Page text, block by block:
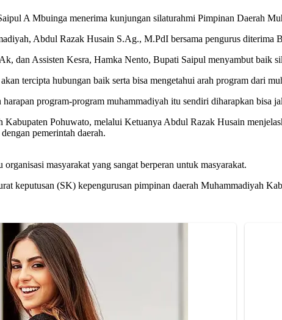
A Mbuinga menerima kunjungan silaturahmi Pimpinan Daerah
Abdul Razak Husain S.Ag., M.PdI bersama pengurus
dan Assisten Kesra, Hamka Nento, Bupati Saipul menyambut baik
tercipta hubungan baik serta bisa mengetahui arah program dari
program-program muhammadiyah itu sendiri diharapkan bisa
Kabupaten Pohuwato, melalui Ketuanya Abdul Razak Husain
pemerintah daerah.
masyarakat yang sangat berperan untuk masyarakat.
keputusan (SK) kepengurusan pimpinan daerah Muhammadiyah